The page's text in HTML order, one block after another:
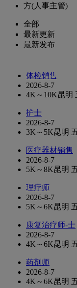
方(人事主管)
全部
最新更新
最新发布
体检销售
2026-8-7
4K～10K昆明
护士
2026-8-7
3K～5K昆明
医疗器材销售
2026-8-7
5K～8K昆明
理疗师
2026-8-7
5K～6K昆明
康复治疗师-士
2026-8-7
4K～6K昆明
药剂师
2026-8-7
4K～6K昆明